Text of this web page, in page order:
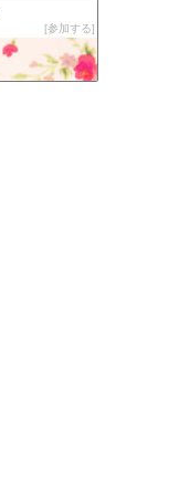
参加する